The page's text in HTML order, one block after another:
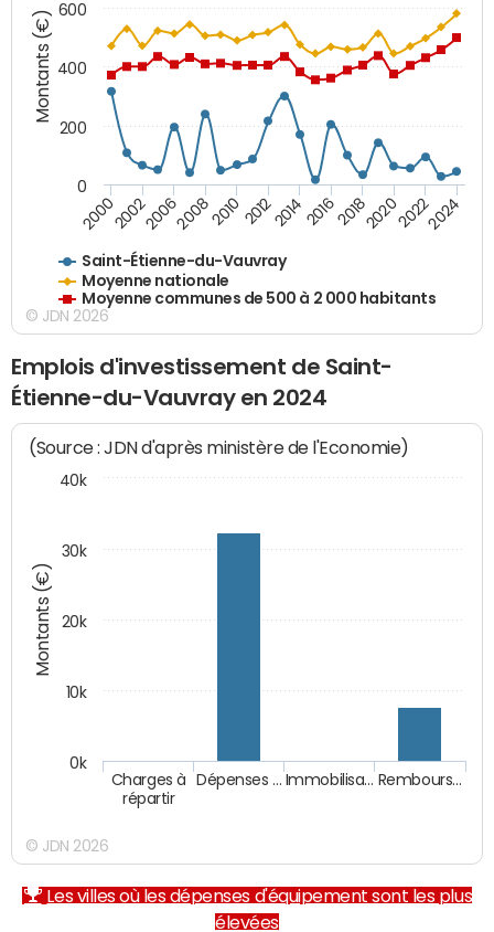
Montants (€)
Saint-Étienne-du-Vauvray
Moyenne nationale
Moyenne communes de 500 à 2 000 habitants
20002002200620082010 2012201420162018202020222024
0
200
400
600
© JDN 2026
Emplois d'investissement de Saint-
Étienne-du-Vauvray en 2024
Montants (€)
(Source : JDN d'après ministère de l'Economie)
Charges à
répartir
Dépenses … Immobilisa… Rembours…
0k
10k
20k
30k
40k
© JDN 2026
Les villes où les dépenses d'équipement sont les plus
élevées